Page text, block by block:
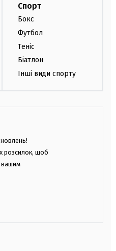
Спорт
Бокс
Футбол
Теніс
Біатлон
Інші види спорту
розсилок, щоб
вашим